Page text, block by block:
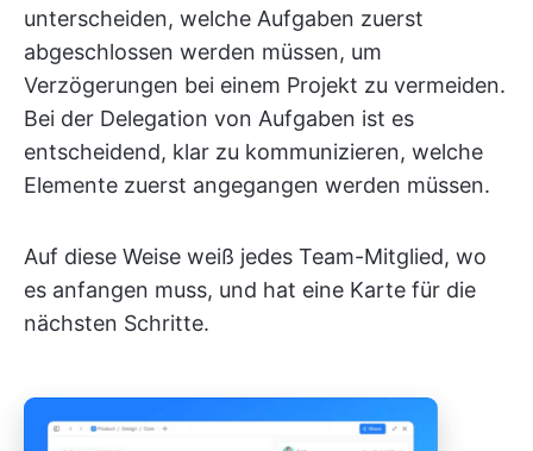
unterscheiden, welche Aufgaben zuerst
abgeschlossen werden müssen, um
Verzögerungen bei einem Projekt zu vermeiden.
Bei der Delegation von Aufgaben ist es
entscheidend, klar zu kommunizieren, welche
Elemente zuerst angegangen werden müssen.
Auf diese Weise weiß jedes Team-Mitglied, wo
es anfangen muss, und hat eine Karte für die
nächsten Schritte.